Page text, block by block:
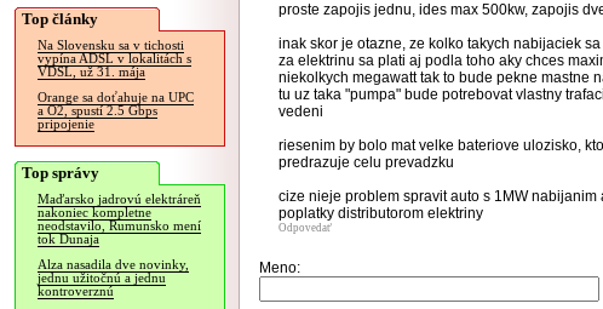
Top články
Na Slovensku sa v tichosti
vypína ADSL v lokalitách s
VDSL, už 31. mája
Orange sa doťahuje na UPC
a O2, spustí 2.5 Gbps
pripojenie
Top správy
Maďarsko jadrovú elektráreň
nakoniec kompletne
neodstavilo, Rumunsko mení
tok Dunaja
Alza nasadila dve novinky,
jednu užitočnú a jednu
kontroverznú
proste zapojis jednu, ides max 500kw, zapojis
inak skor je otazne, ze kolko takych nabijaciek
za elektrinu sa plati aj podla toho aky chces
niekolkych megawatt tak to bude pekne mastne
tu uz taka "pumpa" bude potrebovat vlastny
vedeni
riesenim by bolo mat velke bateriove ulozisko,
predrazuje celu prevadzku
cize nieje problem spravit auto s 1MW
poplatky distributorom elektriny
Odpovedať
Meno: